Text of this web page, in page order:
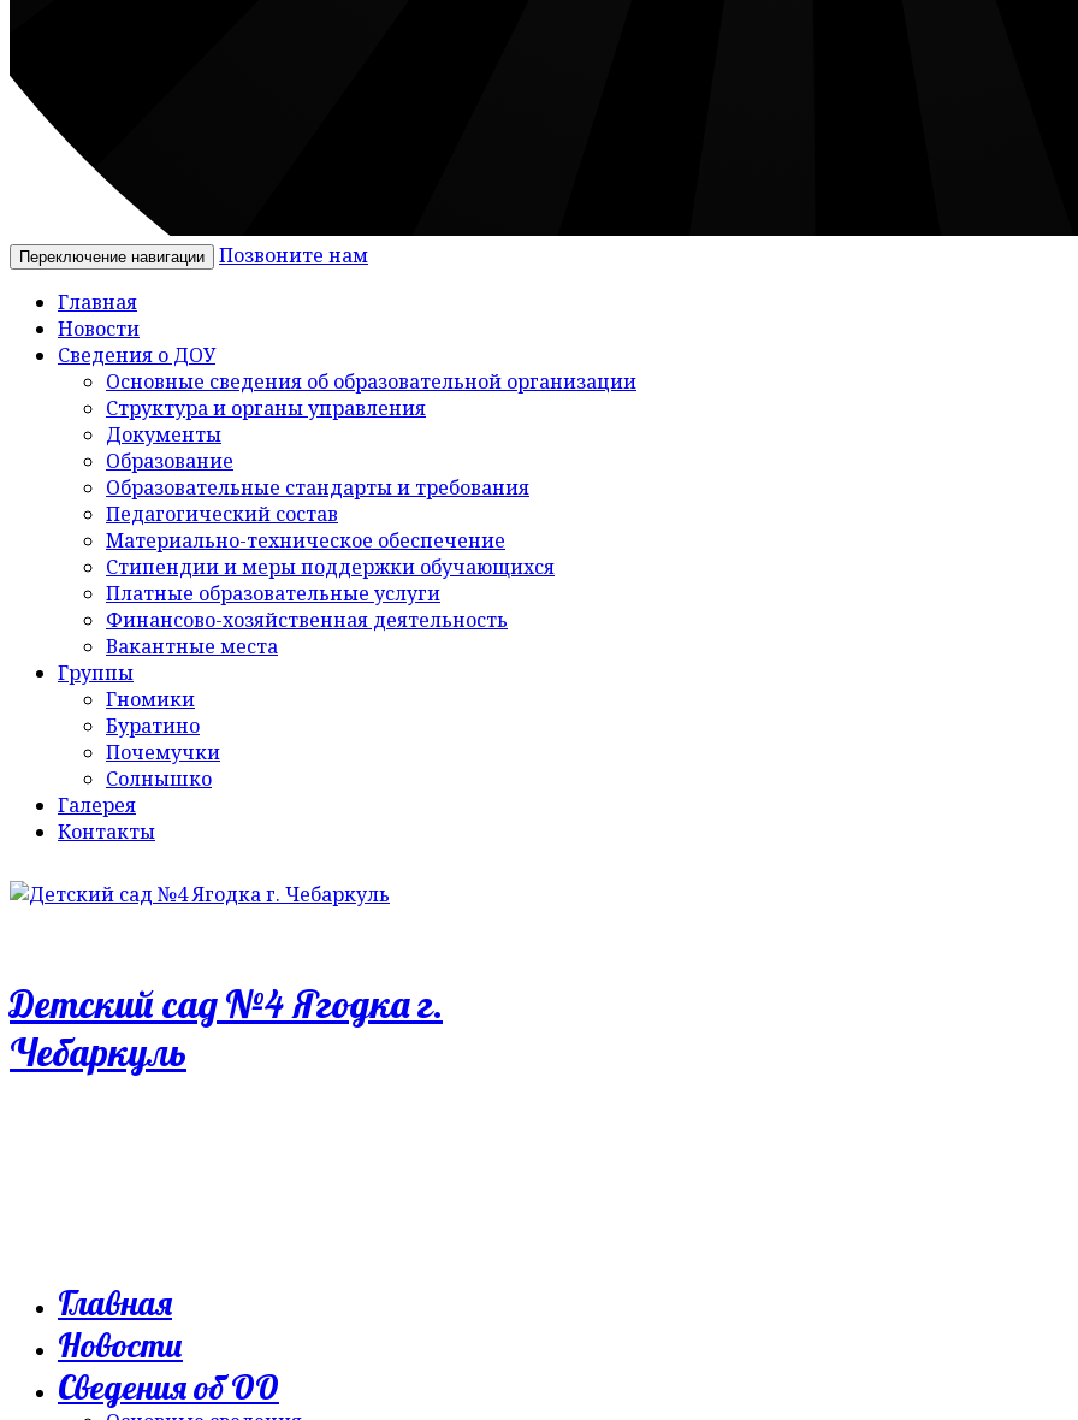
Переключение навигации
Позвоните нам
Главная
Новости
Сведения о ДОУ
Основные сведения об образовательной организации
Структура и органы управления
Документы
Образование
Образовательные стандарты и требования
Педагогический состав
Материально-техническое обеспечение
Стипендии и меры поддержки обучающихся
Платные образовательные услуги
Финансово-хозяйственная деятельность
Вакантные места
Группы
Гномики
Буратино
Почемучки
Солнышко
Галерея
Контакты
Детский сад №4 Ягодка г.
Чебаркуль
Главная
Новости
Сведения об ОО